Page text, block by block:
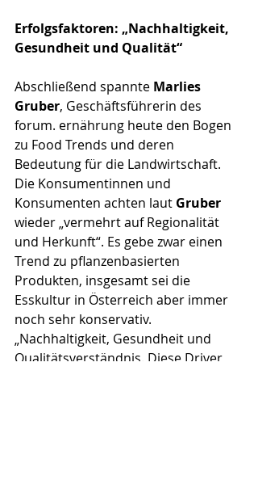
Erfolgsfaktoren: „Nachhaltigkeit,
Gesundheit und Qualität“
Abschließend spannte Marlies
Gruber, Geschäftsführerin des
forum. ernährung heute den Bogen
zu Food Trends und deren
Bedeutung für die Landwirtschaft.
Die Konsumentinnen und
Konsumenten achten laut Gruber
wieder „vermehrt auf Regionalität
und Herkunft“. Es gebe zwar einen
Trend zu pflanzenbasierten
Produkten, insgesamt sei die
Esskultur in Österreich aber immer
noch sehr konservativ.
„Nachhaltigkeit, Gesundheit und
Qualitätsverständnis. Diese Driver